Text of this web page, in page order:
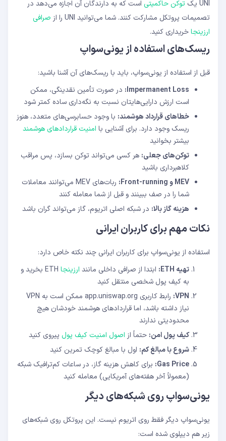
UNI یک توکن حاکمیتی است که به دارندگان آن اجازه می‌دهد در
تصمیمات پروتکل مشارکت کنند. شما می‌توانید UNI را از
صرافی
ارزینجاخریداری کنید.
ریسک‌های استفاده از یونی‌سواپ
قبل از استفاده از یونی‌سواپ، باید با ریسک‌های آن آشنا باشید:
Impermanent Loss: در صورت تأمین نقدینگی، ممکن
است ارزش دارایی‌هایتان نسبت به نگه‌داری ساده کمتر شود
خطاهای قرارداد هوشمند: با وجود حسابرسی‌های متعدد، هنوز
ریسک وجود دارد. برای آشنایی با امنیت قراردادهای هوشمند
بیشتر بخوانید
توکن‌های جعلی: هر کسی می‌تواند توکن بسازد، پس مراقب
کلاهبرداری باشید
MEV و Front-running:
ربات‌های MEV می‌توانند معاملات
شما را در صف ببینند و قبل از شما معامله کنند
هزینه گاز بالا: در شبکه اصلی اتریوم، گاز می‌تواند گران باشد
نکات مهم برای کاربران ایرانی
استفاده از یونی‌سواپ برای کاربران ایرانی چند نکته خاص دارد:
تهیه ETH:
ابتدا از صرافی داخلی مانند ارزینجا
ETH بخرید و
به کیف پول شخصی منتقل کنید
VPN:
رابط کاربری app.uniswap.org ممکن است به VPN
نیاز داشته باشد، اما قراردادهای هوشمند خودشان هیچ
محدودیتی ندارند
کیف پول امن: حتماً از اصول امنیت کیف پول پیروی کنید
شروع با مبالغ کم: اول با مبالغ کوچک تمرین کنید
Gas Price: برای کاهش هزینه گاز، در ساعات کم‌ترافیک شبکه
(معمولاً آخر هفته‌های آمریکایی) معامله کنید
یونی‌سواپ روی شبکه‌های دیگر
یونی‌سواپ دیگر فقط روی اتریوم نیست. این پروتکل روی شبکه‌های
زیر هم دیپلوی شده است: